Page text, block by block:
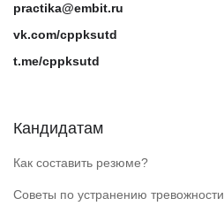
practika@embit.ru
vk.com/cppksutd
t.me/cppksutd
Кандидатам
Как составить резюме?
Советы по устранению тревожности